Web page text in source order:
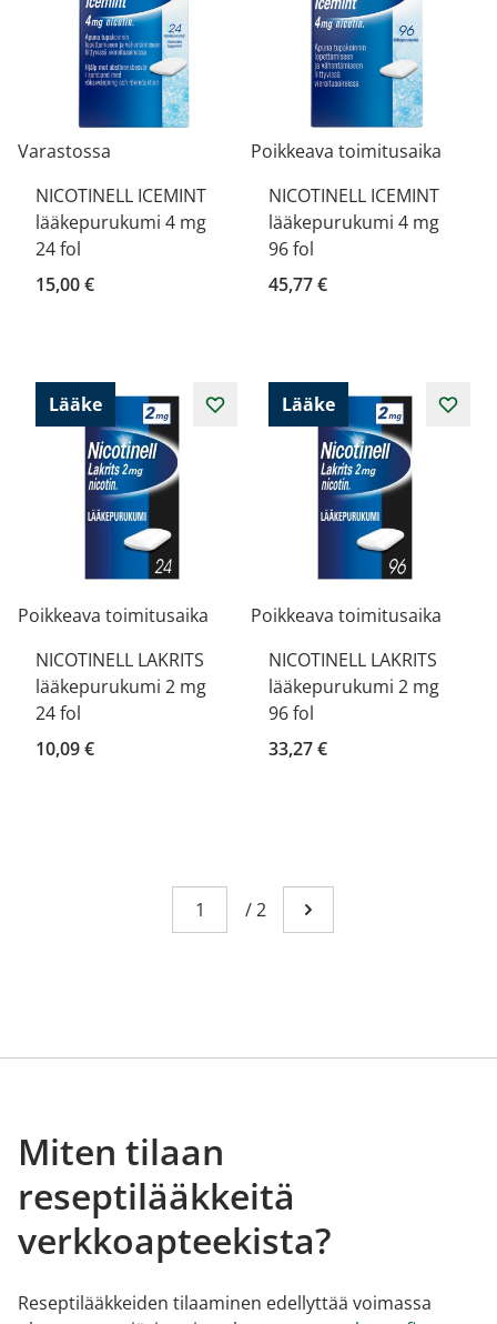
Varastossa
NICOTINELL ICEMINT
lääkepurukumi 4 mg
24 fol
15,00 €
Poikkeava toimitusaika
NICOTINELL ICEMINT
lääkepurukumi 4 mg
96 fol
45,77 €
Lääke
Poikkeava toimitusaika
NICOTINELL LAKRITS
lääkepurukumi 2 mg
24 fol
10,09 €
Lääke
Poikkeava toimitusaika
NICOTINELL LAKRITS
lääkepurukumi 2 mg
96 fol
33,27 €
Sivu
You're currently reading page 1
/2 Mene seuraavalle
Miten tilaan
reseptilääkkeitä
verkkoapteekista?
Reseptilääkkeiden tilaaminen edellyttää voimassa